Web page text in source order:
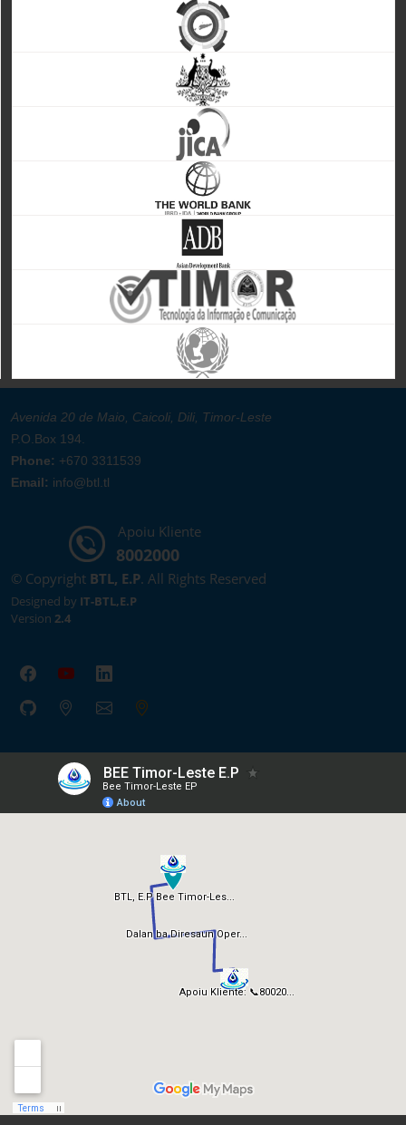
Avenida 20 de Maio, Caicoli, Dili, Timor-Leste
P.O.Box 194.
Phone: +670 3311539
Email: info@btl.tl
Apoiu Kliente
8002000
© Copyright BTL, E.P. All Rights Reserved
Designed by IT-BTL,E.P
Version 2.4